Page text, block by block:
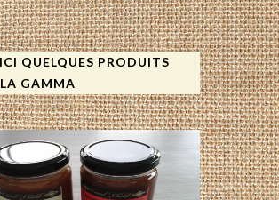
QUELQUES PRODUITS
GAMMA